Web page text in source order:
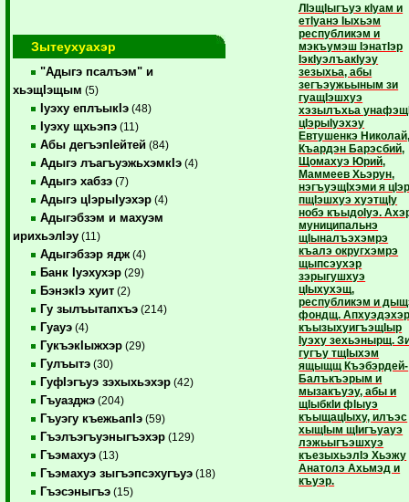
Зытеухуахэр
"Адыгэ псалъэм" и
хьэщIэщым (5)
Iуэху еплъыкIэ (48)
Iуэху щхьэпэ (11)
Абы дегъэпIейтей (84)
Адыгэ лъагъуэжьхэмкIэ (4)
Адыгэ хабзэ (7)
Адыгэ цIэрыIуэхэр (4)
Адыгэбзэм и махуэм
ирихьэлIэу (11)
Адыгэбзэр ядж (4)
Банк Iуэхухэр (29)
БэнэкIэ хуит (2)
Гу зылъытапхъэ (214)
Гуауэ (4)
ГукъэкIыжхэр (29)
Гулъытэ (30)
ГуфIэгъуэ зэхыхьэхэр (42)
Гъуазджэ (204)
Гъуэгу къежьапIэ (59)
Гъэлъэгъуэныгъэхэр (129)
Гъэмахуэ (13)
Гъэмахуэ зыгъэпсэхугъуэ (18)
Гъэсэныгъэ (15)
ЛIэщIыгъуэ кIуам и
етIуанэ Iыхьэм
республикэм и
мэкъумэш IэнатIэр
IэкIуэлъакIуэу
зезыхьа, абы
зегъэужьыным зи
гуащIэшхуэ
хэзылъхьа
цIэрыIуэхэу
Евтушенкэ
Къардэн Барэсбий,
Щомахуэ Юрий,
Маммеев Хьэрун,
нэгъуэщIхэми я
пщIэшхуэ хуэтщIу
нобэ къыдоIуэ.
муниципальнэ
щIыналъэхэмрэ
къалэ округхэмрэ
щыпсэухэр
зэрыгушхуэ
цIыхухэщ,
республикэм и
фондщ.
къызыхуигъэщIыр
Iуэху зехьэнырщ.
гугъу тщIыхэм
ящыщщ Къэбэрдей-
Балъкъэрым и
мызакъуэу, абы и
щIыбкIи фIыуэ
къыщацIыху, илъэс
хыщIым щIигъуауэ
лэжьыгъэшхуэ
къезыхьэлIэ Хьэжу
Анатолэ Ахьмэд и
къуэр.